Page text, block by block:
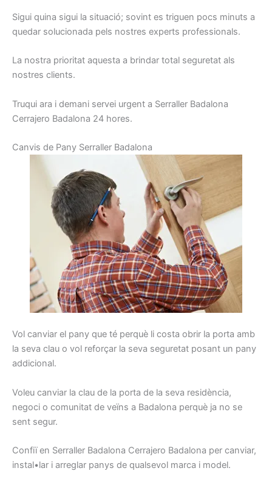
Sigui quina sigui la situació; sovint es triguen pocs minuts a
quedar solucionada pels nostres experts professionals.
La nostra prioritat aquesta a brindar total seguretat als
nostres clients.
Truqui ara i demani servei urgent a Serraller Badalona
Cerrajero Badalona 24 hores.
Canvis de Pany Serraller Badalona
Vol canviar el pany que té perquè li costa obrir la porta amb
la seva clau o vol reforçar la seva seguretat posant un pany
addicional.
Voleu canviar la clau de la porta de la seva residència,
negoci o comunitat de veïns a Badalona perquè ja no se
sent segur.
Confiï en Serraller Badalona Cerrajero Badalona per canviar,
instal•lar i arreglar panys de qualsevol marca i model.